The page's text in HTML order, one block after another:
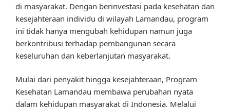
di masyarakat. Dengan berinvestasi pada kesehatan dan
kesejahteraan individu di wilayah Lamandau, program
ini tidak hanya mengubah kehidupan namun juga
berkontribusi terhadap pembangunan secara
keseluruhan dan keberlanjutan masyarakat.
Mulai dari penyakit hingga kesejahteraan, Program
Kesehatan Lamandau membawa perubahan nyata
dalam kehidupan masyarakat di Indonesia. Melalui